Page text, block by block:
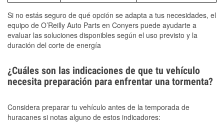
Si no estás seguro de qué opción se adapta a tus necesidades, el
equipo de O’Reilly Auto Parts en Conyers puede ayudarte a
evaluar las soluciones disponibles según el uso previsto y la
duración del corte de energía
¿Cuáles son las indicaciones de que tu vehículo
necesita preparación para enfrentar una tormenta?
Considera preparar tu vehículo antes de la temporada de
huracanes si notas alguno de estos indicadores: